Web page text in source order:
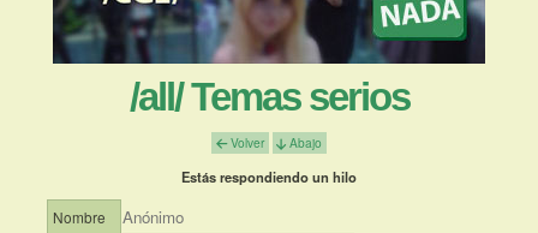
/all/ Temas serios
Volver Abajo
Estás respondiendo un hilo
Nombre